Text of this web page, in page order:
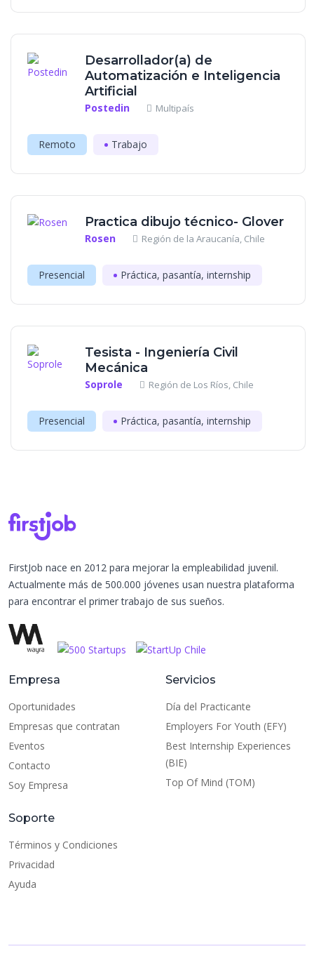
Desarrollador(a) de
Automatización e Inteligencia
Artificial
Postedin Multipaís
Remoto Trabajo
Practica dibujo técnico- Glover
Rosen Región de la Araucanía, Chile
Presencial Práctica, pasantía, internship
Tesista - Ingeniería Civil
Mecánica
Soprole Región de Los Ríos, Chile
Presencial Práctica, pasantía, internship
FirstJob nace en 2012 para mejorar la empleabilidad juvenil.
Actualmente más de 500.000 jóvenes usan nuestra plataforma
para encontrar el primer trabajo de sus sueños.
Empresa
Oportunidades
Empresas que contratan
Eventos
Contacto
Soy Empresa
Servicios
Día del Practicante
Employers For Youth (EFY)
Best Internship Experiences
(BIE)
Top Of Mind (TOM)
Soporte
Términos y Condiciones
Privacidad
Ayuda